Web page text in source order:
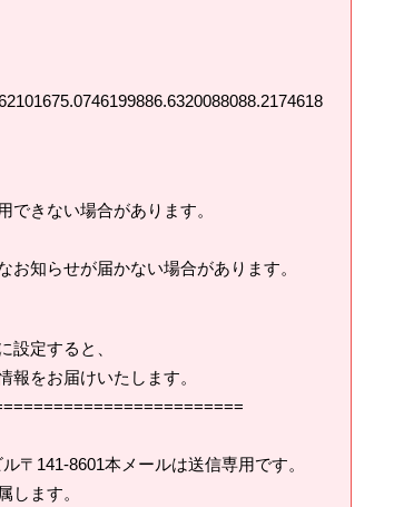
きない場合があります。
知らせが届かない場合があります。
設定すると、
をお届けいたします。
〒141-8601本メールは送信専用です。
します。